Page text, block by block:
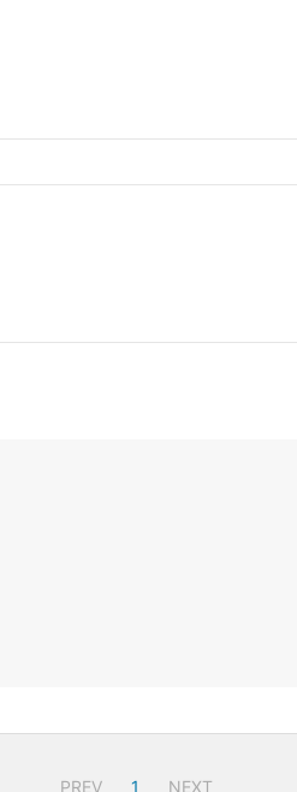
PREV 1 NEXT